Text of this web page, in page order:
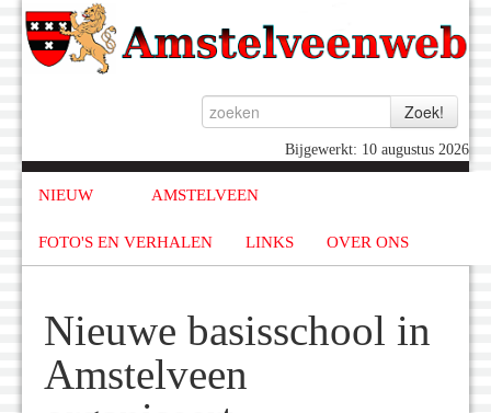
Bijgewerkt: 10 augustus 2026
NIEUW AMSTELVEEN
FOTO'S EN VERHALEN LINKS OVER ONS
Nieuwe basisschool in
Amstelveen